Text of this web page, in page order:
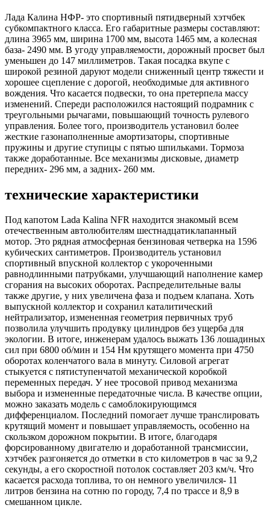
Лада Калина НФР- это спортивный пятидверный хэтчбек
субкомпактного класса. Его габаритные размеры составляют:
длина 3965 мм, ширина 1700 мм, высота 1465 мм, а колесная
база- 2490 мм. В угоду управляемости, дорожный просвет был
уменьшен до 147 миллиметров. Такая посадка вкупе с
широкой резиной даруют модели сниженный центр тяжести и
хорошее сцепление с дорогой, необходимые для активного
вождения. Что касается подвески, то она претерпела массу
изменений. Спереди расположился настоящий подрамник с
треугольными рычагами, повышающий точность рулевого
управления. Более того, производитель установил более
жесткие газонаполненные амортизаторы, спортивные
пружины и другие ступицы с пятью шпильками. Тормоза
также доработанные. Все механизмы дисковые, диаметр
передних- 296 мм, а задних- 260 мм.
технические характеристики
Под капотом Lada Kalina NFR находится знакомый всем
отечественным автолюбителям шестнадцатиклапанный
мотор. Это рядная атмосферная бензиновая четверка на 1596
кубических сантиметров. Производитель установил
спортивный впускной коллектор с укороченными
равнодлинными патрубками, улучшающий наполнение камер
сгорания на высоких оборотах. Распределительные валы
также другие, у них увеличена фаза и подъем клапана. Хоть
выпускной коллектор и сохранил каталитический
нейтрализатор, измененная геометрия первичных труб
позволила улучшить продувку цилиндров без ущерба для
экологии. В итоге, инженерам удалось выжать 136 лошадиных
сил при 6800 об/мин и 154 Нм крутящего момента при 4750
оборотах коленчатого вала в минуту. Силовой агрегат
стыкуется с пятиступенчатой механической коробкой
переменных передач. У нее тросовой привод механизма
выбора и измененные передаточные числа. В качестве опции,
можно заказать модель с самоблокирующимся
дифференциалом. Последний помогает лучше транслировать
крутящий момент и повышает управляемость, особенно на
скользком дорожном покрытии. В итоге, благодаря
форсированному двигателю и доработанной трансмиссии,
хэтчбек разгоняется до отметки в сто километров в час за 9,2
секунды, а его скоростной потолок составляет 203 км/ч. Что
касается расхода топлива, то он немного увеличился- 11
литров бензина на сотню по городу, 7,4 по трассе и 8,9 в
смешанном цикле.